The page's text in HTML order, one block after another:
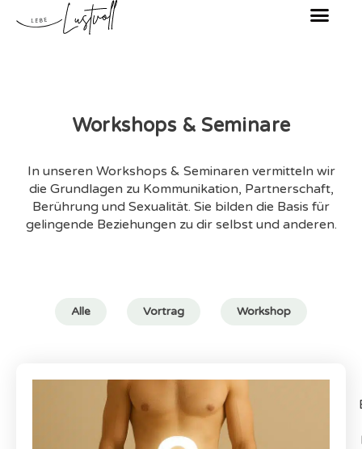
Workshops & Seminare
In unseren Workshops & Seminaren vermitteln wir
die Grundlagen zu Kommunikation, Partnerschaft,
Berührung und Sexualität. Sie bilden die Basis für
gelingende Beziehungen zu dir selbst und anderen.
Alle Vortrag Workshop